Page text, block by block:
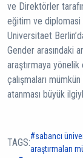
ve Direktörler
eğitim ve diplomasi
Universitaet
Gender arasındaki
araştırmaya yönelik
çalışmaları
atanması büyük
TAGS:
sabancı
araştırmaları